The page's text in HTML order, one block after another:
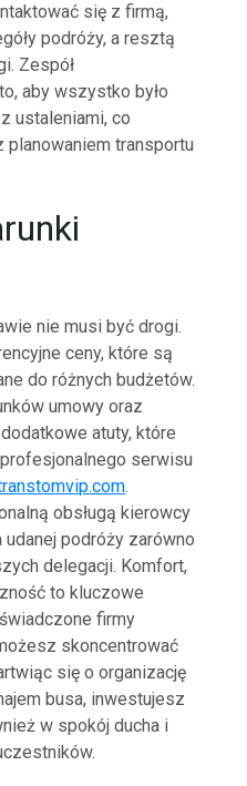
się z firmą,
podróży, a resztą
Zespół
aby wszystko było
ustaleniami, co
transportu
nie musi być drogi.
ceny, które są
do różnych budżetów.
umowy oraz
atuty, które
serwisu
.
obsługą kierowcy
podróży zarówno
delegacji. Komfort,
to kluczowe
firmy
skoncentrować
się o organizację
busa, inwestujesz
w spokój ducha i